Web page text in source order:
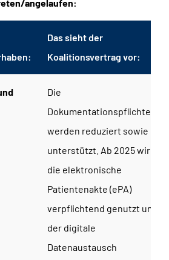
angelaufen:
Das sieht der
Koalitionsvertrag vor:
Die
Dokumentationspflichten
werden reduziert sowie KI-
unterstützt. Ab 2025 wird
die elektronische
Patientenakte (ePA)
verpflichtend genutzt und
der digitale
Datenaustausch